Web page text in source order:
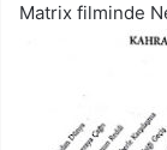
Matrix filminde